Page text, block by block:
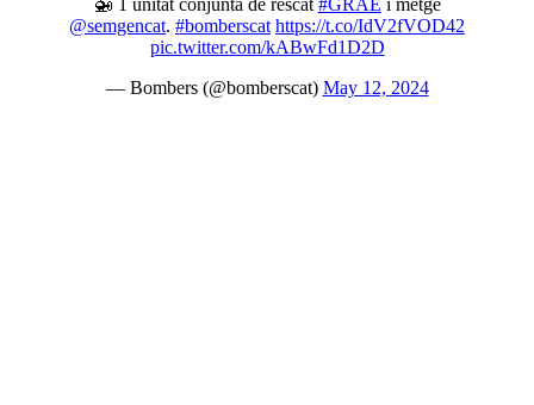
@semgencat. #bomberscat https://t.co/IdV2fVOD42
pic.twitter.com/kABwFd1D2D
— Bombers (@bomberscat) May 12, 2024